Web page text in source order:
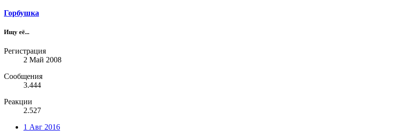
Горбушка
Ищу её...
Регистрация
2 Май 2008
Сообщения
3.444
Реакции
2.527
1 Авг 2016